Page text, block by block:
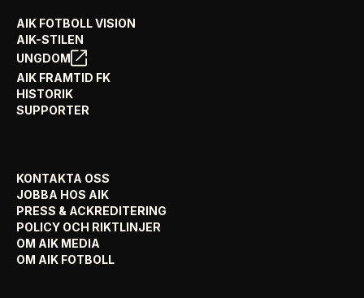
AIK FOTBOLL VISION
AIK-STILEN
UNGDOM
AIK FRAMTID FK
HISTORIK
SUPPORTER
KONTAKTA OSS
JOBBA HOS AIK
PRESS & ACKREDITERING
POLICY OCH RIKTLINJER
OM AIK MEDIA
OM AIK FOTBOLL